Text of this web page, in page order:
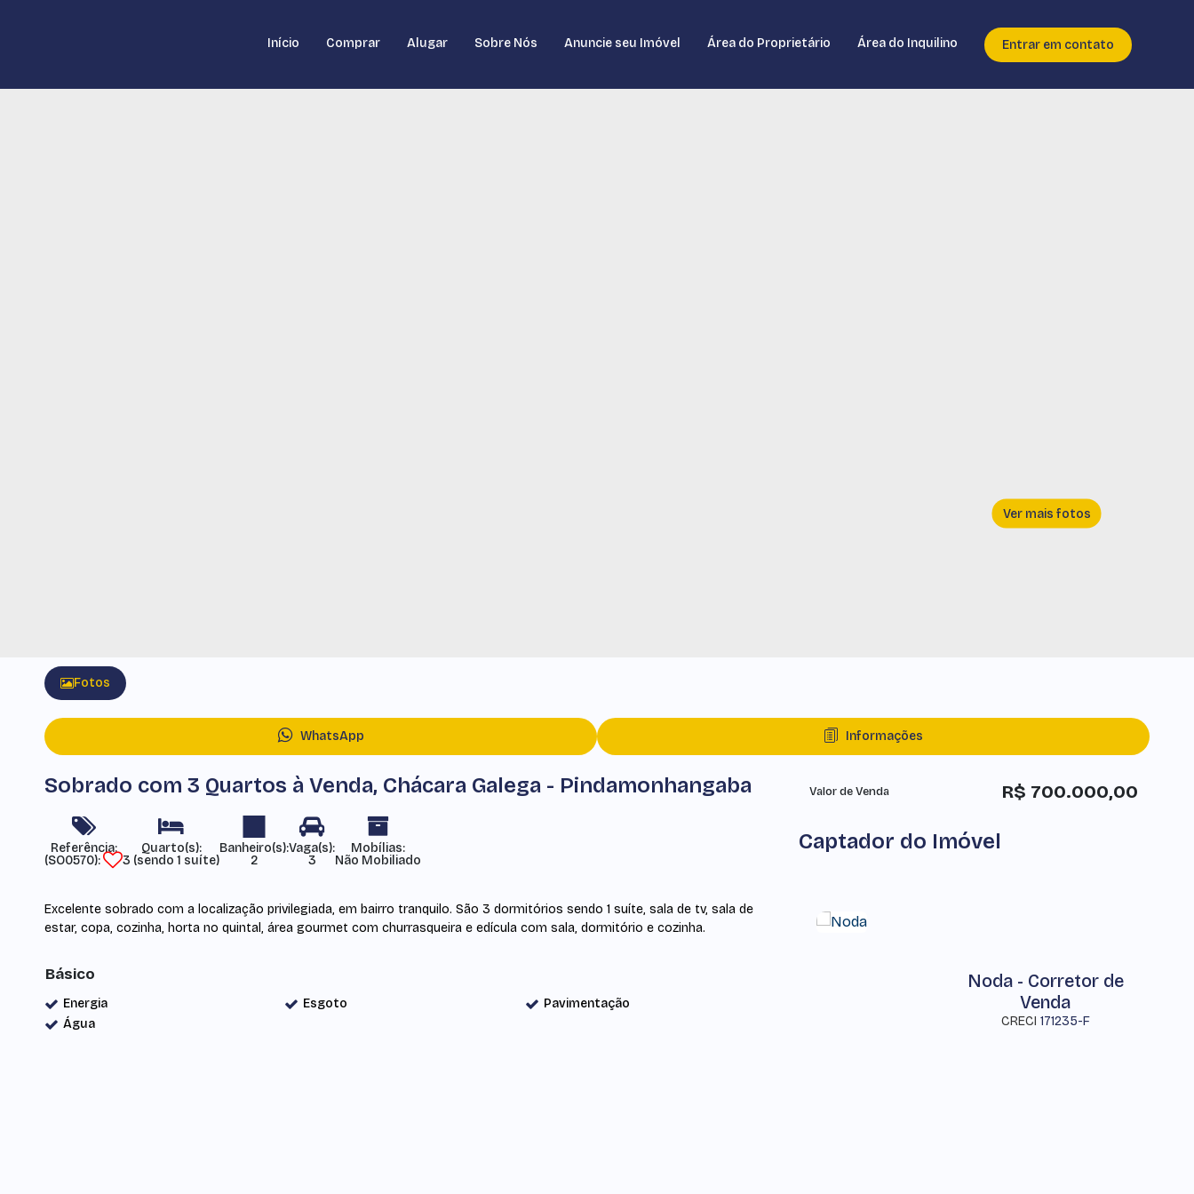
Área do Inquilino
Área do Proprietário
Anuncie seu Imóvel
Sobre Nós
Alugar
Comprar
Início Entrar em contato
Fotos
WhatsApp Informações
Sobrado com 3 Quartos à Venda, Chácara Galega - Pindamonhangaba
Referência:
(SO0570)
3 (sendo 1 suíte) 2 3
Mobílias:
Não Mobiliado
Excelente sobrado com a localização privilegiada, em bairro tranquilo. São 3 dormitórios sendo 1 suíte, sala de tv, sala de
estar, copa, cozinha, horta no quintal, área gourmet com churrasqueira e edícula com sala, dormitório e cozinha.
Básico
Energia Esgoto
Pavimentação
Água
R$ 700.000,00
Valor de Venda
Captador do Imóvel
Noda - Corretor de
Venda
CRECI 171235-F